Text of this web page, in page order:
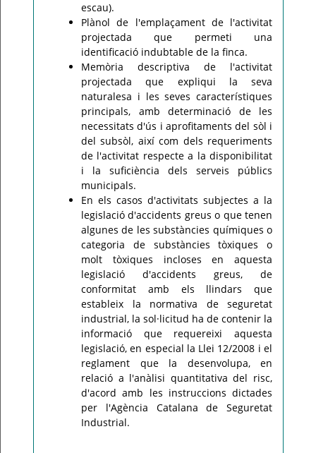
escau).
Plànol de l'emplaçament de l'activitat
projectada que permeti una
identificació indubtable de la finca.
Memòria descriptiva de l'activitat
projectada que expliqui la seva
naturalesa i les seves característiques
principals, amb determinació de les
necessitats d'ús i aprofitaments del sòl i
del subsòl, així com dels requeriments
de l'activitat respecte a la disponibilitat
i la suficiència dels serveis públics
municipals.
En els casos d'activitats subjectes a la
legislació d'accidents greus o que tenen
algunes de les substàncies químiques o
categoria de substàncies tòxiques o
molt tòxiques incloses en aquesta
legislació d'accidents greus, de
conformitat amb els llindars que
estableix la normativa de seguretat
industrial, la sol·licitud ha de contenir la
informació que requereixi aquesta
legislació, en especial la Llei 12/2008 i el
reglament que la desenvolupa, en
relació a l'anàlisi quantitativa del risc,
d'acord amb les instruccions dictades
per l'Agència Catalana de Seguretat
Industrial.